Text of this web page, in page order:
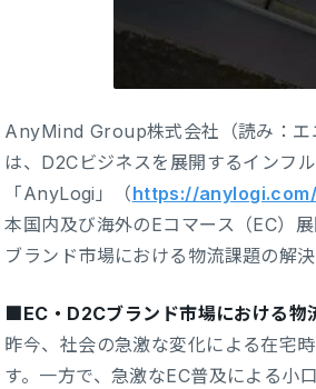
AnyMind Group株式会社（読み：エ
は、D2Cビジネスを展開するインフ
「AnyLogi」（https://anylogi.com/
本国内及び海外のEコマース（EC）
ブランド市場における物流課題の解決
■EC・D2Cブランド市場における物
昨今、社会の急激な変化による在宅
す。一方で、急激なEC普及による小